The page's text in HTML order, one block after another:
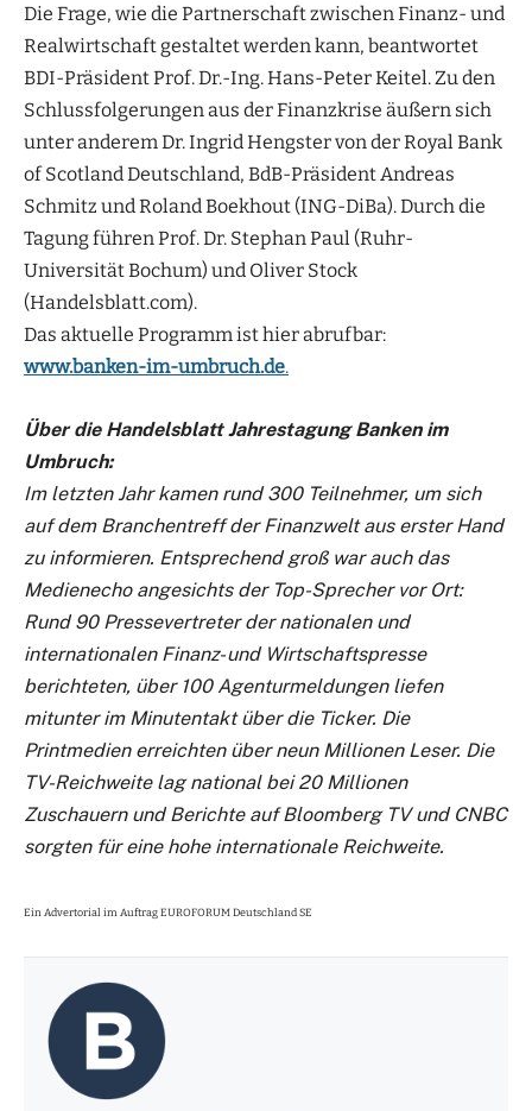
Die Frage, wie die Partnerschaft zwischen Finanz- und
Realwirtschaft gestaltet werden kann, beantwortet
BDI-Präsident Prof. Dr.-Ing. Hans-Peter Keitel. Zu den
Schlussfolgerungen aus der Finanzkrise äußern sich
unter anderem Dr. Ingrid Hengster von der Royal Bank
of Scotland Deutschland, BdB-Präsident Andreas
Schmitz und Roland Boekhout (ING-DiBa). Durch die
Tagung führen Prof. Dr. Stephan Paul (Ruhr-
Universität Bochum) und Oliver Stock
(Handelsblatt.com).
Das aktuelle Programm ist hier abrufbar:
www.banken-im-umbruch.de.
Über die Handelsblatt Jahrestagung Banken im
Umbruch:
Im letzten Jahr kamen rund 300 Teilnehmer, um sich
auf dem Branchentreff der Finanzwelt aus erster Hand
zu informieren. Entsprechend groß war auch das
Medienecho angesichts der Top-Sprecher vor Ort:
Rund 90 Pressevertreter der nationalen und
internationalen Finanz- und Wirtschaftspresse
berichteten, über 100 Agenturmeldungen liefen
mitunter im Minutentakt über die Ticker. Die
Printmedien erreichten über neun Millionen Leser. Die
TV-Reichweite lag national bei 20 Millionen
Zuschauern und Berichte auf Bloomberg TV und CNBC
sorgten für eine hohe internationale Reichweite.
Ein Advertorial im Auftrag EUROFORUM Deutschland SE